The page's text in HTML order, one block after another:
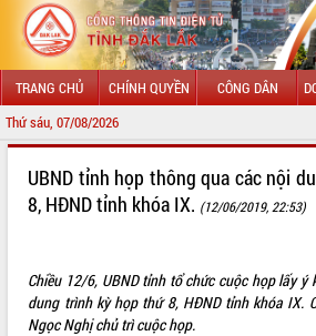
TRANG CHỦ CHÍNH QUYỀN CÔNG DÂN
Thứ sáu, 07/08/2026 CHÀO MỪNG
LÃNH ĐẠO UBND TỈNH
SỞ, BAN, NGÀNH
UBND tỉnh họp thông qua các nội
8, HĐND tỉnh khóa IX. (12/06/2019, 22:53)
Chiều 12/6, UBND tỉnh tổ chức cuộc họp lấy ý
dung trình kỳ họp thứ 8, HĐND tỉnh khóa IX.
Ngọc Nghị chủ trì cuộc họp.